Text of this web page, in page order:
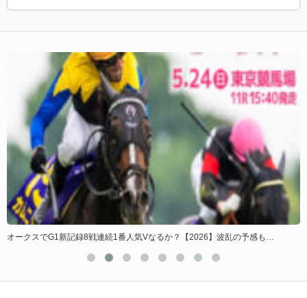
オークスでG1新記録8戦連続1番人気Vなるか？【2026】波乱の予感も…